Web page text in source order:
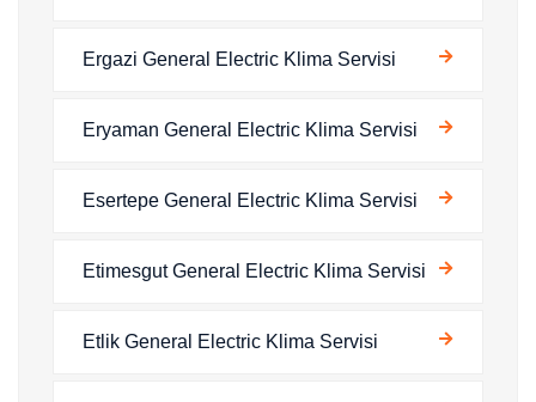
Ergazi General Electric Klima Servisi
Eryaman General Electric Klima Servisi
Esertepe General Electric Klima Servisi
Etimesgut General Electric Klima Servisi
Etlik General Electric Klima Servisi